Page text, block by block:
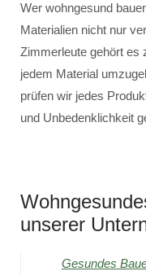
Wer wohngesund
Materialien nicht nur
Zimmerleute gehört es
jedem Material
prüfen wir jedes
und Unbedenklichkeit
unserer
Gesundes